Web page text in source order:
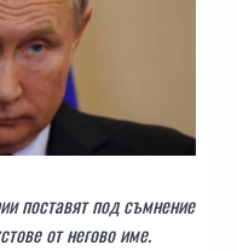
поставят под съмнение
от негово име.